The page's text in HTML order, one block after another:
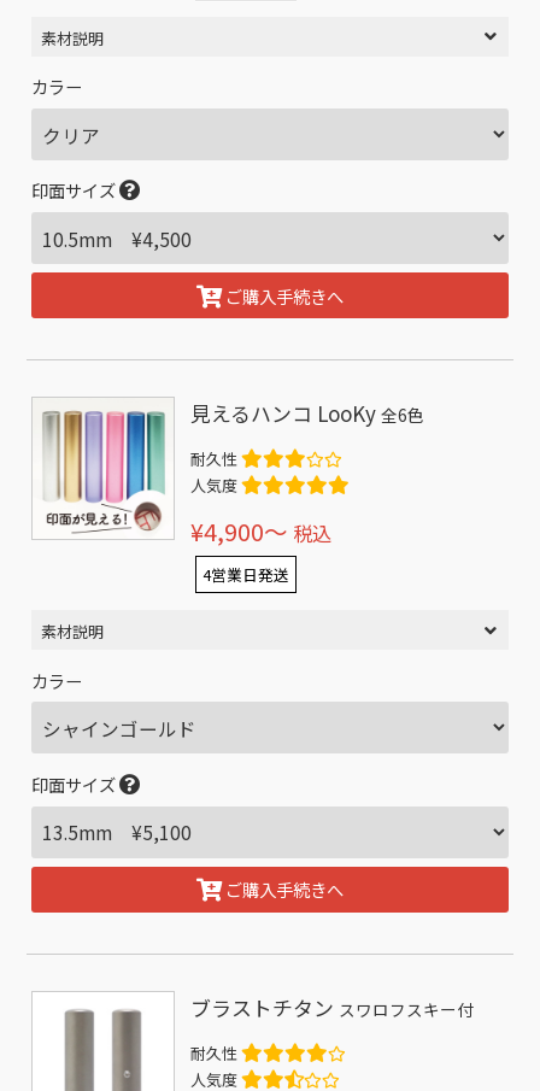
素材説明
カラー
印面サイズ
ご購入手続きへ
見えるハンコ LooKy全6色
耐久性
人気度
¥4,900〜 税込
4営業日発送
素材説明
カラー
印面サイズ
ご購入手続きへ
ブラストチタン スワロフスキー付
耐久性
人気度